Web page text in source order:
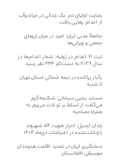
رضایت اولیای دم؛ یک زندانی در میاندوآب
از اعدام رهایی یافت
جامعهٔ مدنی ایران: امید در میان ترومای
جمعی و ویرانی‌ها
ثبت ۷۱ اعدام در ژوئیه؛ شمار اعدام‌ها در
سال ۲۰۲۶ به دست‌کم ۴۴۴ نفر رسید
رگبار پراکنده در نیمه شمالی استان تهران
تا شنبه
مستند یحیی سرخانی؛ شکنجه‌گرم
می‌گفت از تسلط بر تو لذت می‌برم به
همراه مصاحبه
زندان اردبیل؛ احراز هویت ۵۴ شهروند
بازداشت‌شده در اعتراضات دی‌ماه ۱۴۰۴
سختگیری ایران در تمدید اقامت هنرمندان
موسیقی افغانستان